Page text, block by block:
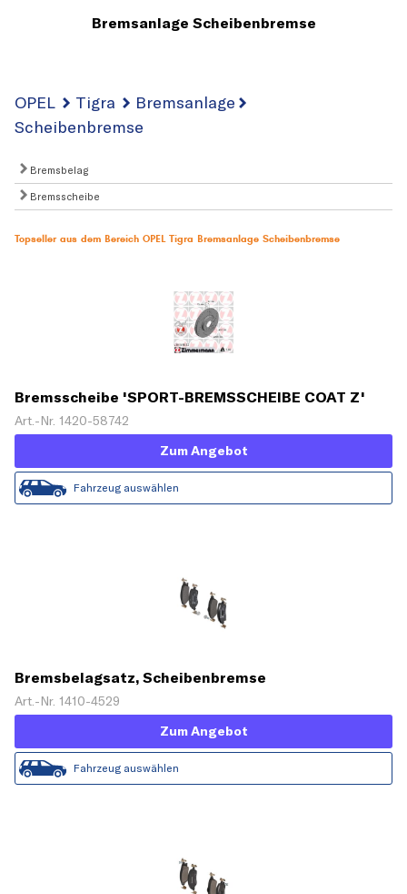
Bremsanlage Scheibenbremse
OPEL Tigra
Bremsanlage
Scheibenbremse
Bremsbelag
Bremsscheibe
Topseller aus dem Bereich OPEL Tigra Bremsanlage Scheibenbremse
Bremsscheibe 'SPORT-BREMSSCHEIBE COAT Z'
Art.-Nr. 1420-58742
Zum Angebot
Fahrzeug auswählen
Bremsbelagsatz, Scheibenbremse
Art.-Nr. 1410-4529
Zum Angebot
Fahrzeug auswählen